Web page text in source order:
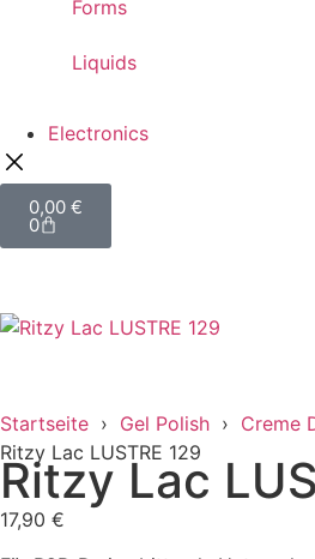
Forms
Liquids
Electronics
0,00 €
0
Startseite › Gel Polish › Creme
Ritzy Lac LUSTRE 129
Ritzy Lac
17,90 €